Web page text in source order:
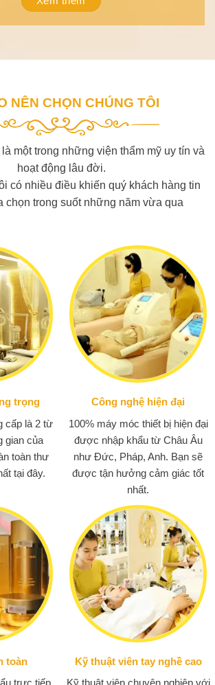
NÊN CHỌN CHÚNG TÔI
một trong những viện thẩm mỹ uy tín và
hoạt động lâu đời.
có nhiều điều khiến quý khách hàng tin
chọn trong suốt những năm vừa qua
trọng
cấp là 2 từ
gian của
toàn thư
tại đây.
Công nghệ hiện đại
100% máy móc thiết bị hiện đại
được nhập khẩu từ Châu Âu
như Đức, Pháp, Anh. Bạn sẽ
được tận hưởng cảm giác tốt
nhất.
toàn
Kỹ thuật viên tay nghề cao